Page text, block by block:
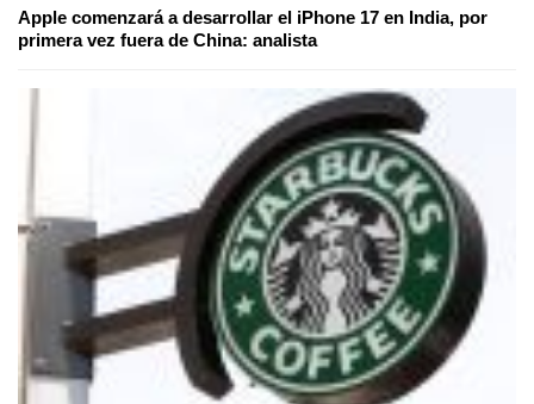
Apple comenzará a desarrollar el iPhone 17 en India, por
primera vez fuera de China: analista